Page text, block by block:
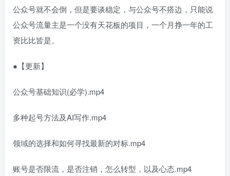
公众号就不会倒，但是要谈稳定，与公众号不搭边，只能说
公众号流量主是一个没有天花板的项目，一个月挣一年的工
资比比皆是。
●【更新】
公众号基础知识(必学).mp4
多种起号方法及AI写作.mp4
领域的选择和如何寻找最新的对标.mp4
账号是否限流，是否注销，怎么转型，以及心态.mp4